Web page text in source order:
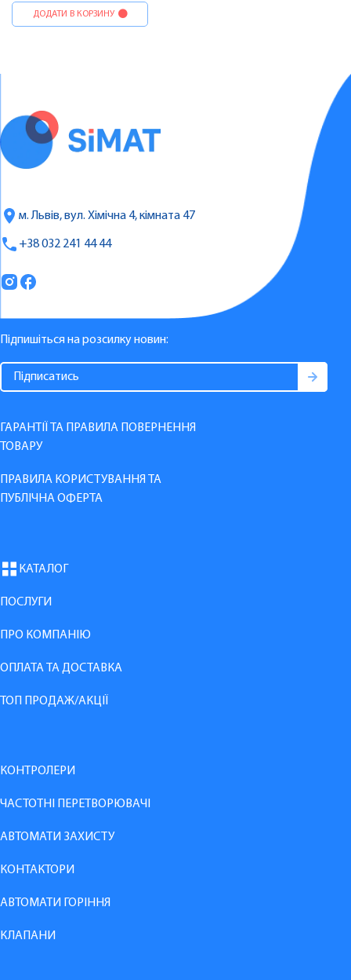
ДОДАТИ В КОРЗИНУ
м. Львів, вул. Хімічна 4, кімната 47
+38 032 241 44 44
Підпишіться на розсилку новин:
ГАРАНТІЇ ТА ПРАВИЛА ПОВЕРНЕННЯ
ТОВАРУ
ПРАВИЛА КОРИСТУВАННЯ ТА
ПУБЛІЧНА ОФЕРТА
КАТАЛОГ
ПОСЛУГИ
ПРО КОМПАНІЮ
ОПЛАТА ТА ДОСТАВКА
ТОП ПРОДАЖ/АКЦІЇ
КОНТРОЛЕРИ
ЧАСТОТНІ ПЕРЕТВОРЮВАЧІ
АВТОМАТИ ЗАХИСТУ
КОНТАКТОРИ
АВТОМАТИ ГОРІННЯ
КЛАПАНИ